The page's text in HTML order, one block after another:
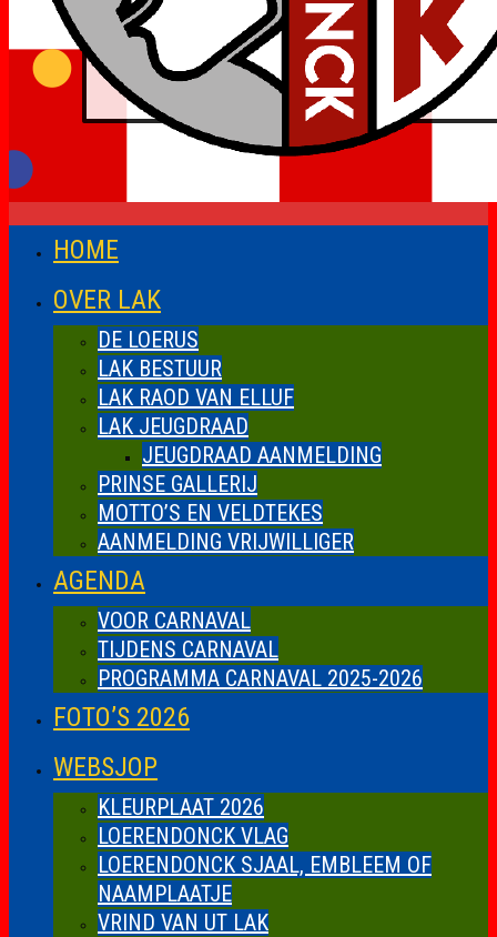
HOME
OVER LAK
DE LOERUS
LAK BESTUUR
LAK RAOD VAN ELLUF
LAK JEUGDRAAD
JEUGDRAAD AANMELDING
PRINSE GALLERIJ
MOTTO’S EN VELDTEKES
AANMELDING VRIJWILLIGER
AGENDA
VOOR CARNAVAL
TIJDENS CARNAVAL
PROGRAMMA CARNAVAL 2025-2026
FOTO’S 2026
WEBSJOP
KLEURPLAAT 2026
LOERENDONCK VLAG
LOERENDONCK SJAAL, EMBLEEM OF
NAAMPLAATJE
VRIND VAN UT LAK